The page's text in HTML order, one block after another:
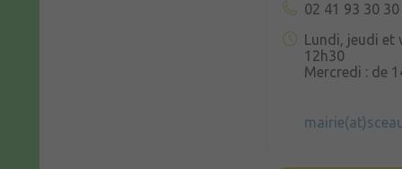
02 41 93 30 30
Lundi, jeudi et
12h30
Mercredi : de